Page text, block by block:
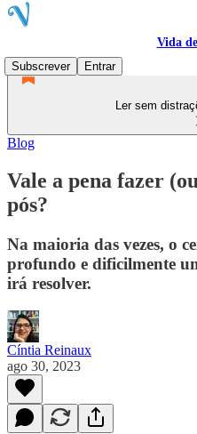
Vida
Subscrever
Entrar
Ler sem
Blog
Vale a pena fazer
pós?
Na maioria das vezes, o
profundo e dificilmente
irá resolver.
Cíntia Reinaux
ago 30, 2023